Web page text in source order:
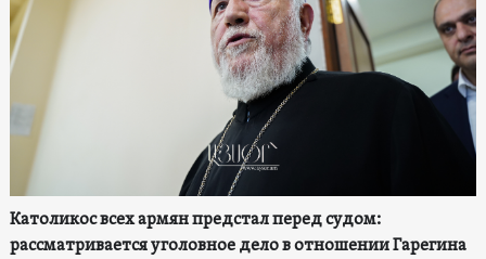
Католикос всех армян предстал перед судом:
рассматривается уголовное дело в отношении Гарегина